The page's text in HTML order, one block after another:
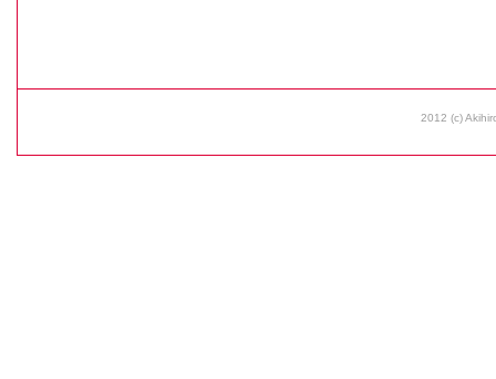
2012 (c)